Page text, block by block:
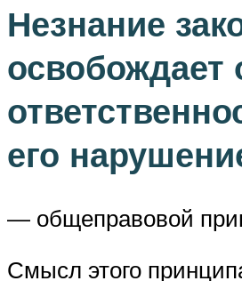
Незнание
освобождает
его
— общеправовой
Смысл этого